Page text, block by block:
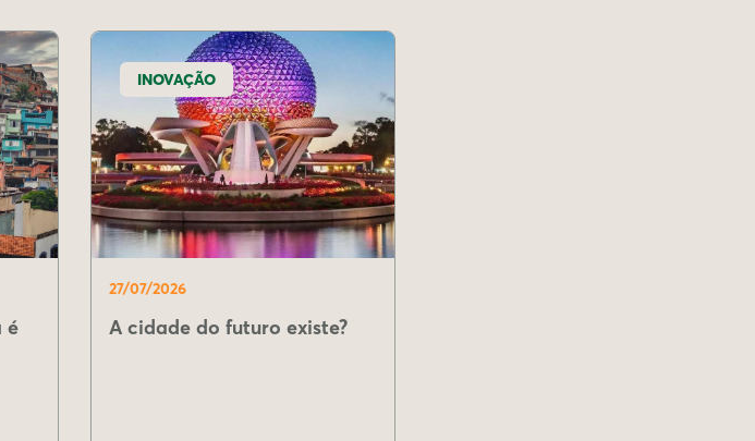
é
INOVAÇÃO
27/07/2026
A cidade do futuro existe?